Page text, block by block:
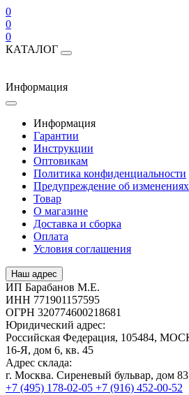
0
0
0
КАТАЛОГ
Информация
Информация
Гарантии
Инструкции
Оптовикам
Политика конфиденциальности
Предупреждение об
Товар
О магазине
Доставка и сборка
Оплата
Условия соглашения
Наш адрес
ИП Барабанов М.Е.
ИНН 771901157595
ОГРН 320774600218681
Юридический адрес:
Российская Федерация, 105484,
16-Я, дом 6, кв. 45
Адрес склада:
г. Москва. Сиреневый бульвар, дом 83
+7 (495) 178-02-05 +7 (916) 452-00-52